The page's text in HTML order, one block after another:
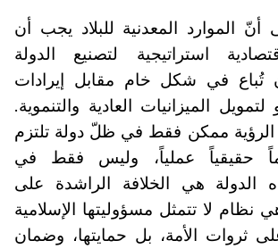
أنّ الموارد المعدنية للبلاد يجب أن
استراتيجية لتصنيع الدولة
أن تُباع في شكل خام مقابل إيرادات
الميزانيات العادية والتنموية.
ممكن فقط في ظلّ دولة تلتزم
حقيقياً عملياً، وليس فقط في
الدولة هي الخلافة الراشدة على
نظام لا تتمثل مسؤوليتها الإسلامية
ثروات الأمة، بل حمايتها، وضمان